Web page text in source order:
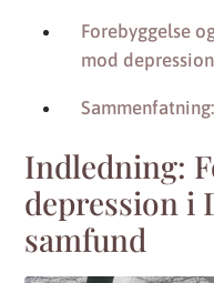
Forebyggelse
mod depression
Indledning:
depression i
samfund